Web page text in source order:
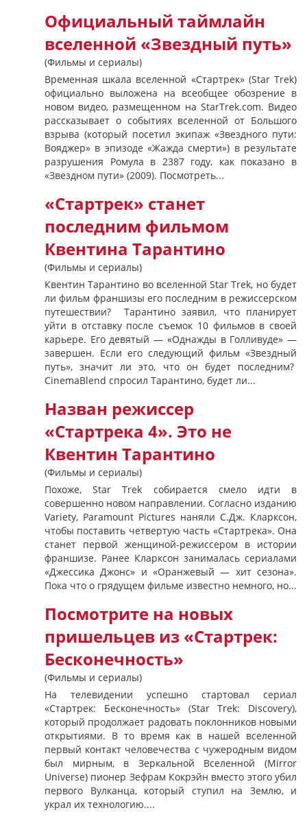
Официальный таймлайн
вселенной «Звездный путь»
(Фильмы и сериалы)
Временная шкала вселенной «Стартрек» (Star Trek)
официально выложена на всеобщее обозрение в
новом видео, размещенном на StarTrek.com. Видео
рассказывает о событиях вселенной от Большого
взрыва (который посетил экипаж «Звездного пути:
Вояджер» в эпизоде ​​«Жажда смерти») в результате
разрушения Ромула в 2387 году, как показано в
«Звездном пути» (2009). Посмотреть...
«Стартрек» станет
последним фильмом
Квентина Тарантино
(Фильмы и сериалы)
Квентин Тарантино во вселенной Star Trek, но будет
ли фильм франшизы его последним в режиссерском
путешествии? Тарантино заявил, что планирует
уйти в отставку после съемок 10 фильмов в своей
карьере. Его девятый — «Однажды в Голливуде» —
завершен. Если его следующий фильм «Звездный
путь», значит ли это, что он будет последним?
CinemaBlend спросил Тарантино, будет ли...
Назван режиссер
«Стартрека 4». Это не
Квентин Тарантино
(Фильмы и сериалы)
Похоже, Star Trek собирается смело идти в
совершенно новом направлении. Согласно изданию
Variety, Paramount Pictures наняли C.Дж. Кларксон,
чтобы поставить четвертую часть «Стартрека». Она
станет первой женщиной-режиссером в истории
франшизе. Ранее Кларксон занималась сериалами
«Джессика Джонс» и «Оранжевый — хит сезона».
Пока что о грядущем фильме известно немного, но...
Посмотрите на новых
пришельцев из «Стартрек:
Бесконечность»
(Фильмы и сериалы)
На телевидении успешно стартовал сериал
«Стартрек: Бесконечность» (Star Trek: Discovery),
который продолжает радовать поклонников новыми
открытиями. В то время как в нашей вселенной
первый контакт человечества с чужеродным видом
был мирным, в Зеркальной Вселенной (Mirror
Universe) пионер Зефрам Кокрэйн вместо этого убил
первого Вулканца, который ступил на Землю, и
украл их технологию....